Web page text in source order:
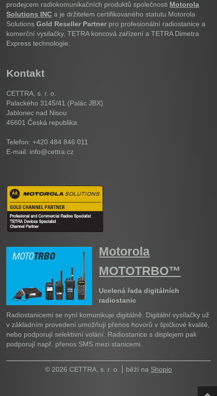
prodejcem radiokomunikačních produktů společnosti Motorola
Solutions INC a je držitelem certifikovaného statutu Motorola
SolutionsGold Reseller Partner pro profesionální radiostanice a
komerční vysilačky, TETRA koncová zařízení a TETRA Dimetra
Express technologie.
Kontakt
CETTRA, s. r. o.
Palackého 3145/41 (Palác JBX)
Jablonec nad Nisou
46601Česká republika
Telefon: +420 484 846 011
E-mail: info@cettra.cz
Motorola
MOTOTRBO™
Ucelená řada digitálních
radiostanic
Radiostanicemi se nyní komunikuje digitálně. Digitální vysílačky už
v základním provedení umožňují přenos hovorů v špičkové kvalitě,
nebo podporují selektivní volání. Radiostanice s displejem pak
podporují např. přenos SMS mezi stanicemi.
© 2026 CETTRA, s. r. o. běží na Shopio